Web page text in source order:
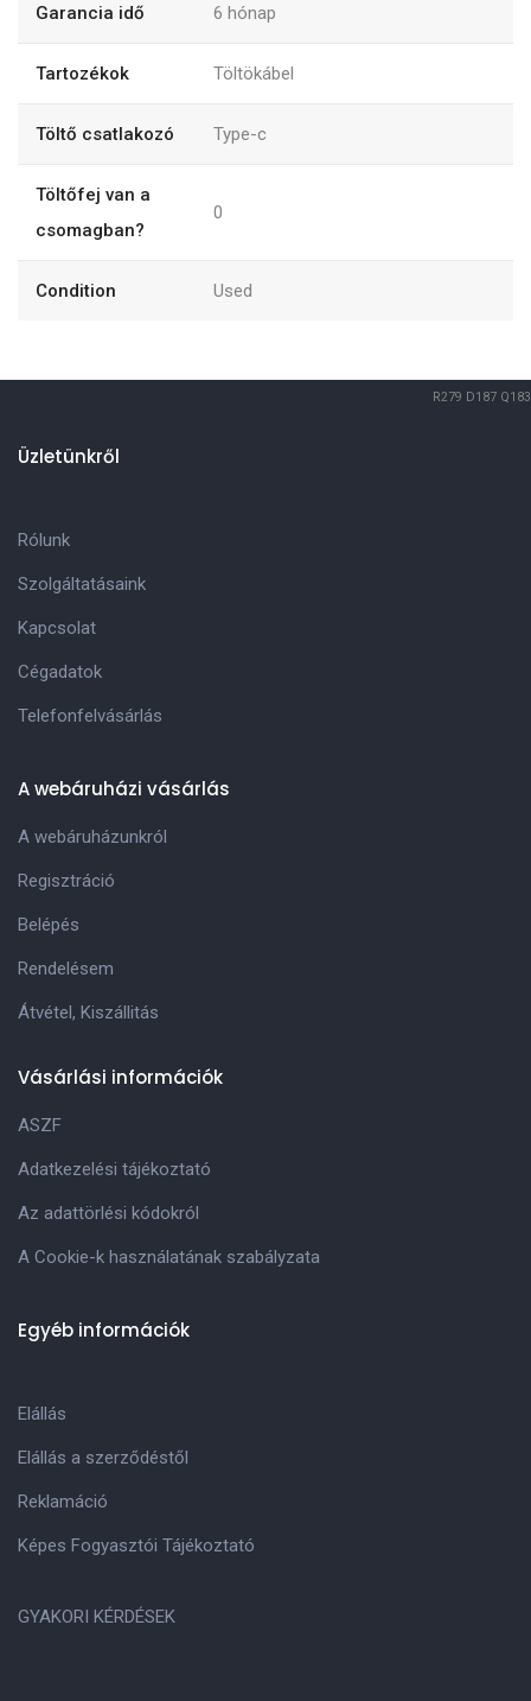
Garancia idő 6 hónap
Tartozékok Töltökábel
Töltő csatlakozó Type-c
Töltőfej van a
csomagban?
0
Condition Used
R279 D187 Q183
Üzletünkről
Rólunk
Szolgáltatásaink
Kapcsolat
Cégadatok
Telefonfelvásárlás
A webáruházi vásárlás
A webáruházunkról
Regisztráció
Belépés
Rendelésem
Átvétel, Kiszállitás
Vásárlási információk
ASZF
Adatkezelési tájékoztató
Az adattörlési kódokról
A Cookie-k használatának szabályzata
Egyéb információk
Elállás
Elállás a szerződéstől
Reklamáció
Képes Fogyasztói Tájékoztató
GYAKORI KÉRDÉSEK